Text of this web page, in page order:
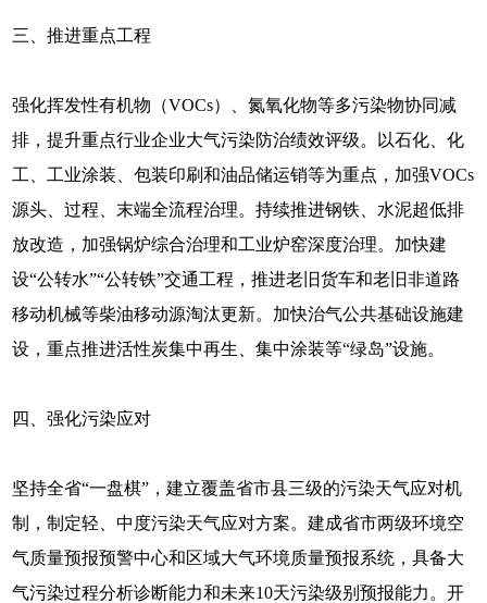
三、推进重点工程
强化挥发性有机物（VOCs）、氮氧化物等多污染物协同减
排，提升重点行业企业大气污染防治绩效评级。以石化、化
工、工业涂装、包装印刷和油品储运销等为重点，加强VOCs
源头、过程、末端全流程治理。持续推进钢铁、水泥超低排
放改造，加强锅炉综合治理和工业炉窑深度治理。加快建
设“公转水”“公转铁”交通工程，推进老旧货车和老旧非道路
移动机械等柴油移动源淘汰更新。加快治气公共基础设施建
设，重点推进活性炭集中再生、集中涂装等“绿岛”设施。
四、强化污染应对
坚持全省“一盘棋”，建立覆盖省市县三级的污染天气应对机
制，制定轻、中度污染天气应对方案。建成省市两级环境空
气质量预报预警中心和区域大气环境质量预报系统，具备大
气污染过程分析诊断能力和未来10天污染级别预报能力。开